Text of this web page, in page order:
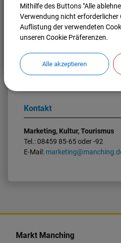
Kontakt
Marketing, Kultur, Tourismus
Tel.: 08459 85-65 oder -92
E-Mail:
85-65) gerne zur Verfügung.
Markt Manching
Mithilfe des Buttons "Alle
Verwendung nicht erforderlicher
Auflistung der verwendeten
unseren Cookie Präferenzen.
Alle akzeptieren